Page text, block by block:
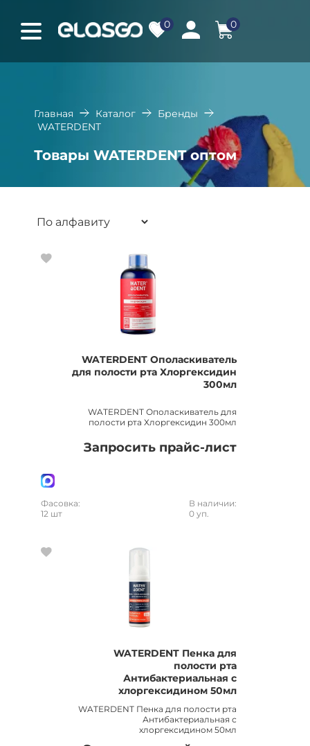
0 0
Главная Каталог
Бренды
WATERDENT
Товары WATERDENT оптом
WATERDENT Ополаскиватель
для полости рта Хлоргексидин
300мл
WATERDENT Ополаскиватель для
полости рта Хлоргексидин 300мл
Запросить прайс-лист
Фасовка:
12 шт
В наличии:
0 уп.
WATERDENT Пенка для
полости рта
Антибактериальная с
хлоргексидином 50мл
WATERDENT Пенка для полости рта
Антибактериальная с
хлоргексидином 50мл